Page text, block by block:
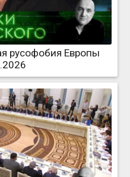
русофобия Европы